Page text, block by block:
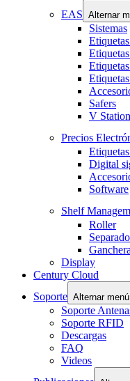
EAS Alternar
Sistemas
Safers
V Station
Precios
Digital
Software
Shelf
Roller
Display
Century Cloud
Soporte Alternar
Soporte
Soporte RFID
Descargas
FAQ
Videos